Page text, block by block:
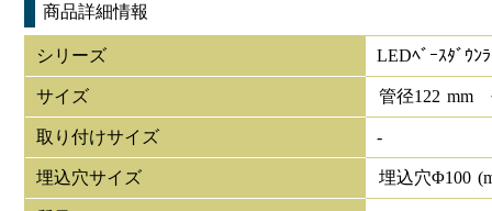
商品詳細情報
シリーズ LEDﾍﾞｰｽﾀﾞｳﾝ
サイズ 管径122 mm
取り付けサイズ -
埋込穴サイズ 埋込穴Φ100